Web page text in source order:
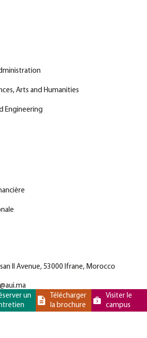
Arts and Humanities
Engineering
II Avenue, 53000 Ifrane, Morocco
000
un
Télécharger
la brochure
Visiter le
campus